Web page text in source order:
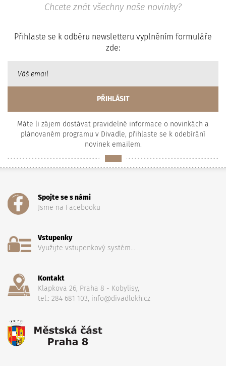
Chcete znát všechny naše novinky?
Přihlaste se k odběru newsletteru vyplněním formuláře
zde:
Máte li zájem dostávat pravidelné informace o novinkách a
plánovaném programu v Divadle, přihlaste se k odebírání
novinek emailem.
Spojte se s námi
Jsme na Facebooku
Vstupenky
Využijte vstupenkový systém...
Kontakt
Klapkova 26, Praha 8 - Kobylisy,
tel.: 284 681 103, info@divadlokh.cz